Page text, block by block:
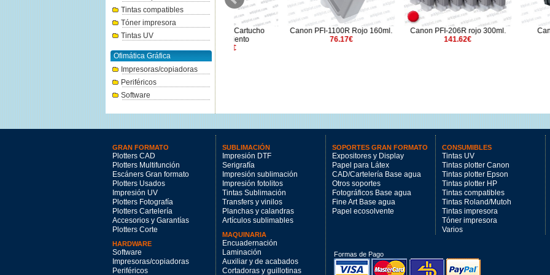
Tintas compatibles
Tóner impresora
Tintas UV
Ofimática Gráfica
Impresoras/copiadoras
Periféricos
Software
Canon MC-32 Cartucho
Mantenimiento
Canon PFI-1100R Rojo 160ml.
Canon PFI-206R rojo 300ml.
Canon PF-06
GRAN FORMATO
Plotters CAD
Plotters Multifunción
Escáners Gran formato
Plotters Usados
Impresión UV
Plotters Fotografía
Plotters Cartelería
Accesorios y Garantías
Plotters Corte
HARDWARE
Software
Impresoras/copiadoras
Periféricos
SUBLIMACIÓN
Impresión DTF
Serigrafía
Impresión sublimación
Impresión fotolitos
Tintas Sublimación
Transfers y vinilos
Planchas y calandras
Artículos sublimables
MAQUINARIA
Encuadernación
Laminación
Auxiliar y de acabados
Cortadoras y guillotinas
SOPORTES GRAN FORMATO
Expositores y Display
Papel para Látex
CAD/Cartelería Base agua
Otros soportes
Fotográficos Base agua
Fine Art Base agua
Papel ecosolvente
CONSUMIBLES
Tintas UV
Tintas plotter Canon
Tintas plotter Epson
Tintas plotter HP
Tintas compatibles
Tintas Roland/Mutoh
Tintas impresora
Tóner impresora
Varios
Formas de Pago